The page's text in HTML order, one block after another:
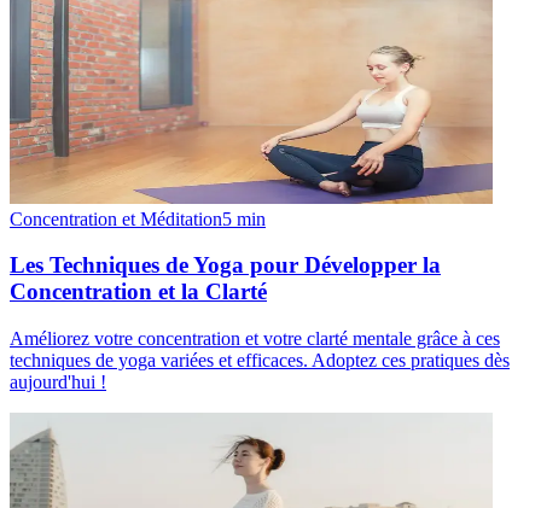
Concentration et Méditation5 min
Les Techniques de Yoga pour Développer la
Concentration et la Clarté
Améliorez votre concentration et votre clarté mentale grâce à ces
techniques de yoga variées et efficaces. Adoptez ces pratiques dès
aujourd'hui !